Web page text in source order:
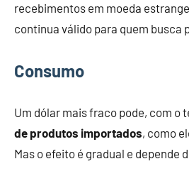
recebimentos em moeda
continua válido para quem busca
Consumo
Um dólar mais fraco pode, com o
de produtos importados, como
Mas o efeito é gradual e depende